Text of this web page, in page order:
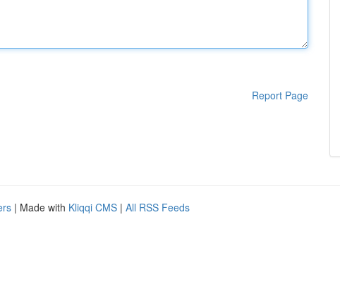
Report Page
| Made with Kliqqi CMS | All RSS Feeds